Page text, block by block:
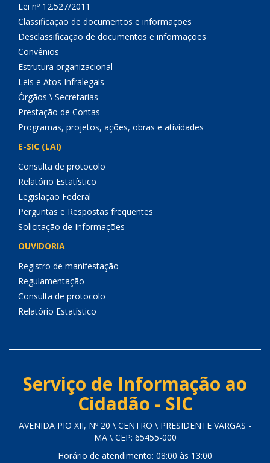
Lei nº 12.527/2011
Classificação de documentos e informações
Desclassificação de documentos e informações
Convênios
Estrutura organizacional
Leis e Atos Infralegais
Órgãos \ Secretarias
Prestação de Contas
Programas, projetos, ações, obras e atividades
E-SIC (LAI)
Consulta de protocolo
Relatório Estatístico
Legislação Federal
Perguntas e Respostas frequentes
Solicitação de Informações
OUVIDORIA
Registro de manifestação
Regulamentação
Consulta de protocolo
Relatório Estatístico
Serviço de Informação ao
Cidadão - SIC
AVENIDA PIO XII, Nº 20 \ CENTRO \ PRESIDENTE VARGAS -
MA \ CEP: 65455-000
Horário de atendimento: 08:00 às 13:00